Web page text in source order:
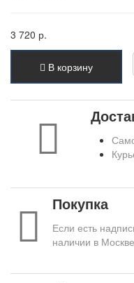
3 720 р.
В корзину
Покупка
Если есть
наличии в